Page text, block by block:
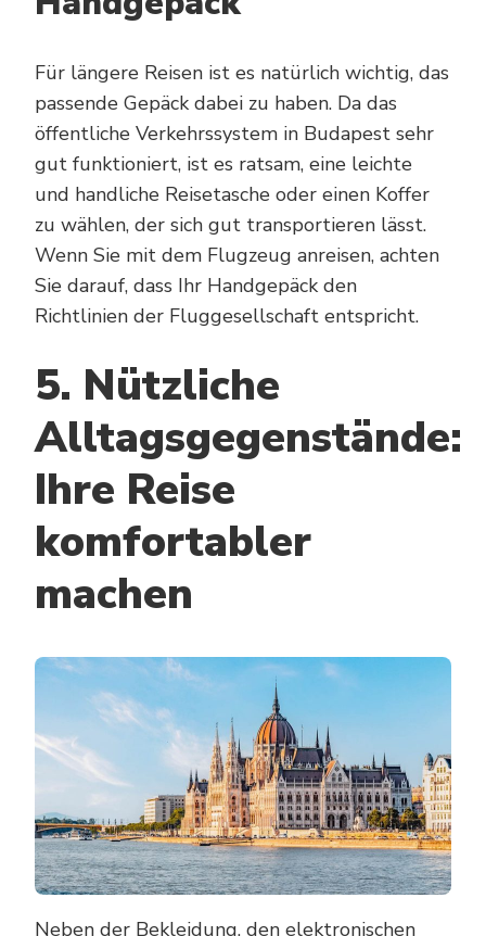
Für längere Reisen ist es natürlich wichtig, das
passende Gepäck dabei zu haben. Da das
öffentliche Verkehrssystem in Budapest sehr
gut funktioniert, ist es ratsam, eine leichte
und handliche Reisetasche oder einen Koffer
zu wählen, der sich gut transportieren lässt.
Wenn Sie mit dem Flugzeug anreisen, achten
Sie darauf, dass Ihr Handgepäck den
Richtlinien der Fluggesellschaft entspricht.
5. Nützliche
Alltagsgegenstände:
Ihre Reise
komfortabler
machen
Neben der Bekleidung, den elektronischen